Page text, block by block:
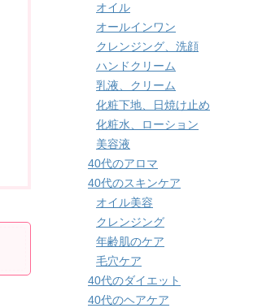
オイル
オールインワン
クレンジング、洗顔
ハンドクリーム
乳液、クリーム
化粧下地、日焼け止め
化粧水、ローション
美容液
40代のアロマ
40代のスキンケア
オイル美容
クレンジング
年齢肌のケア
毛穴ケア
40代のダイエット
40代のヘアケア